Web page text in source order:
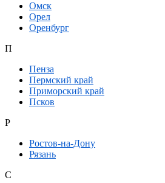
Омск
Орел
Оренбург
П
Пенза
Пермский край
Приморский край
Псков
Р
Ростов-на-Дону
Рязань
С